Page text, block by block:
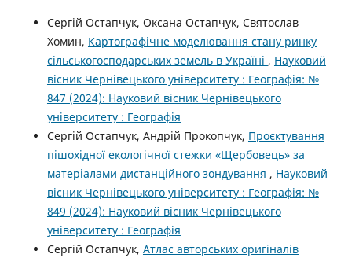
Сергій Остапчук, Оксана Остапчук, Святослав
Хомин, Картографічне моделювання стану ринку
сільськогосподарських земель в Україні , Науковий
вісник Чернівецького університету : Географія: №
847 (2024): Науковий вісник Чернівецького
університету : Географія
Сергій Остапчук, Андрій Прокопчук, Проєктування
пішохідної екологічної стежки «Щербовець» за
матеріалами дистанційного зондування , Науковий
вісник Чернівецького університету : Географія: №
849 (2024): Науковий вісник Чернівецького
університету : Географія
Сергій Остапчук, Атлас авторських оригіналів